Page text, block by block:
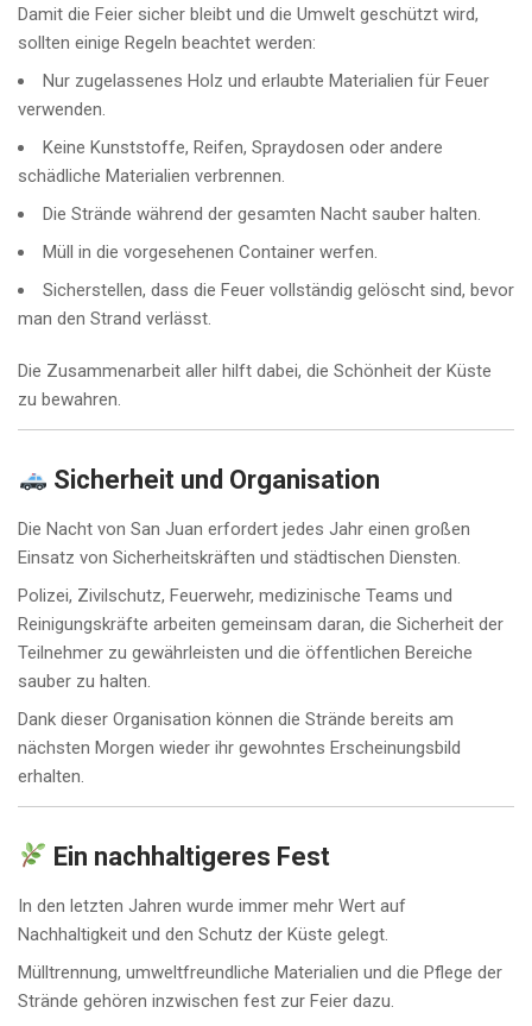
Damit die Feier sicher bleibt und die Umwelt geschützt wird,
sollten einige Regeln beachtet werden:
Nur zugelassenes Holz und erlaubte Materialien für Feuer
verwenden.
Keine Kunststoffe, Reifen, Spraydosen oder andere
schädliche Materialien verbrennen.
Die Strände während der gesamten Nacht sauber halten.
Müll in die vorgesehenen Container werfen.
Sicherstellen, dass die Feuer vollständig gelöscht sind, bevor
man den Strand verlässt.
Die Zusammenarbeit aller hilft dabei, die Schönheit der Küste
zu bewahren.
Sicherheit und Organisation
Die Nacht von San Juan erfordert jedes Jahr einen großen
Einsatz von Sicherheitskräften und städtischen Diensten.
Polizei, Zivilschutz, Feuerwehr, medizinische Teams und
Reinigungskräfte arbeiten gemeinsam daran, die Sicherheit der
Teilnehmer zu gewährleisten und die öffentlichen Bereiche
sauber zu halten.
Dank dieser Organisation können die Strände bereits am
nächsten Morgen wieder ihr gewohntes Erscheinungsbild
erhalten.
Ein nachhaltigeres Fest
In den letzten Jahren wurde immer mehr Wert auf
Nachhaltigkeit und den Schutz der Küste gelegt.
Mülltrennung, umweltfreundliche Materialien und die Pflege der
Strände gehören inzwischen fest zur Feier dazu.